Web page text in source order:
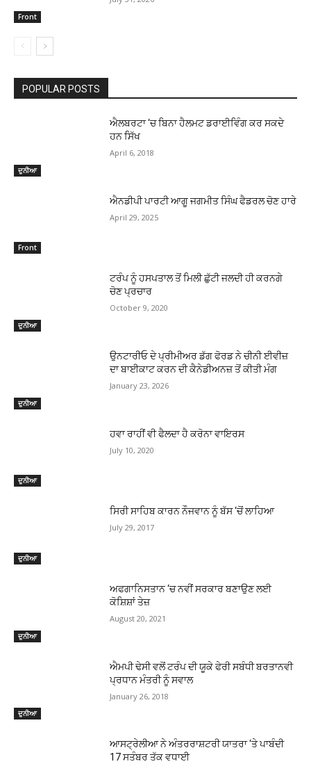
Front
POPULAR POSTS
ਦੁਨੀਆ
ਐਲਬਰਟਾ ‘ਚ ਬਿਨਾ ਹੈਲਮਟ ਡਰਾਈਵਿੰਗ ਕਰ ਸਕਦੇ
ਹਨ ਸਿੱਖ
April 6, 2018
Front
ਐਨਡੀਪੀ ਪਾਰਟੀ ਆਗੂ ਜਗਮੀਤ ਸਿੰਘ ਫੈਡਰਲ ਚੋਣ ਹਾਰੇ
April 29, 2025
ਦੁਨੀਆ
ਟਰੰਪ ਨੂੰ ਹਸਪਤਾਲ ਤੋਂ ਮਿਲੀ ਛੁੱਟੀ ਜਲਦੀ ਹੀ ਕਰਨਗੇ
ਚੋਣ ਪ੍ਰਚਾਰ
October 9, 2020
ਦੁਨੀਆ
ਉਨਟਾਰੀਓ ਦੇ ਪ੍ਰੀਮੀਅਰ ਡੱਗ ਫੋਰਡ ਨੇ ਚੀਨੀ ਈਵੀਜ਼
ਦਾ ਬਾਈਕਾਟ ਕਰਨ ਦੀ ਕੈਨੇਡੀਅਨਜ਼ ਤੋਂ ਕੀਤੀ ਮੰਗ
January 23, 2026
ਦੁਨੀਆ
ਹਵਾ ਰਾਹੀਂ ਵੀ ਫੈਲਦਾ ਹੈ ਕਰੋਨਾ ਵਾਇਰਸ
July 10, 2020
ਦੁਨੀਆ
ਸਿਰੀ ਸਾਹਿਬ ਕਾਰਨ ਨੌਜਵਾਨ ਨੂੰ ਬੱਸ ‘ਚੋਂ ਲਾਹਿਆ
July 29, 2017
ਦੁਨੀਆ
ਅਫਗਾਨਿਸਤਾਨ ‘ਚ ਨਵੀਂ ਸਰਕਾਰ ਬਣਾਉਣ ਲਈ
ਕੋਸ਼ਿਸ਼ਾਂ ਤੇਜ਼
August 20, 2021
ਦੁਨੀਆ
ਐਮਪੀ ਢੇਸੀ ਵਲੋਂ ਟਰੰਪ ਦੀ ਯੂਕੇ ਫੇਰੀ ਸਬੰਧੀ ਬਰਤਾਨਵੀ
ਪ੍ਰਧਾਨ ਮੰਤਰੀ ਨੂੰ ਸਵਾਲ
January 26, 2018
ਆਸਟ੍ਰੇਲੀਆ ਨੇ ਅੰਤਰਰਾਸ਼ਟਰੀ ਯਾਤਰਾ ‘ਤੇ ਪਾਬੰਦੀ
17 ਸਤੰਬਰ ਤੱਕ ਵਧਾਈ